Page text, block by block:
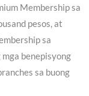
Membership sa
pesos, at
sa
benepisyong
sa buong